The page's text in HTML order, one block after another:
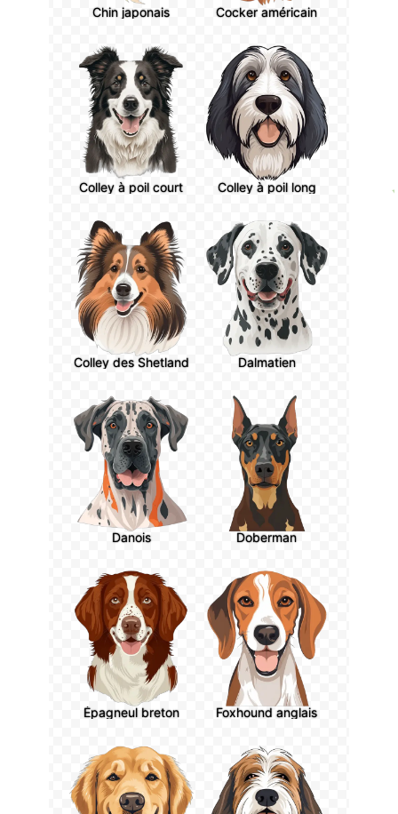
Chin japonais Cocker américain
Colley à poil court Colley à poil long
Colley des Shetland Dalmatien
Danois Doberman
Épagneul breton Foxhound anglais